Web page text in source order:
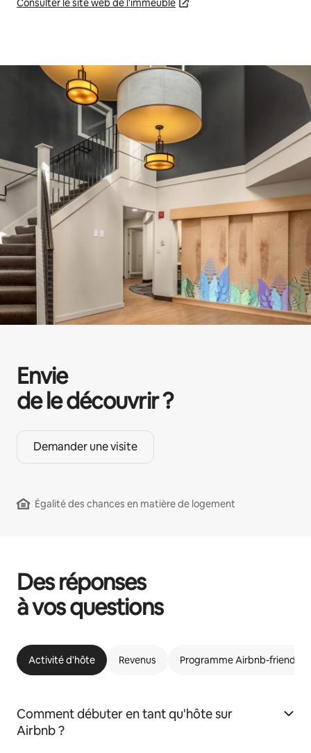
Consulter le site web de l'immeuble
Envie
de le découvrir ?
Demander une visite
Égalité des chances en matière de logement
Des réponses
à vos questions
Activité d'hôte Revenus Programme Airbnb-friendly
Comment débuter en tant qu'hôte sur
Airbnb ?